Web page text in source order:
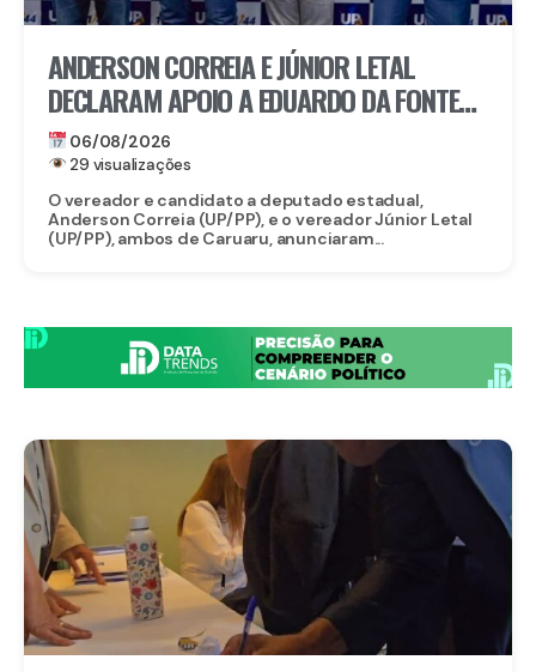
ANDERSON CORREIA E JÚNIOR LETAL
DECLARAM APOIO A EDUARDO DA FONTE
PARA O SENADO E LULA DA FONTE PARA
DEPUTADO FEDERAL
06/08/2026
29 visualizações
O vereador e candidato a deputado estadual,
Anderson Correia (UP/PP), e o vereador Júnior Letal
(UP/PP), ambos de Caruaru, anunciaram...